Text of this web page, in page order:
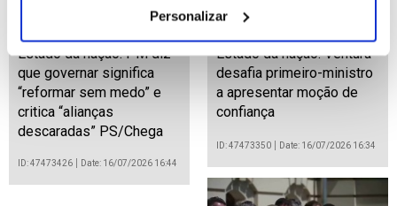
Personalizar
Estado da nação: PM diz
que governar significa
“reformar sem medo” e
critica “alianças
descaradas” PS/Chega
ID: 47473426 Date: 16/07/2026 16:44
Estado da nação: Ventura
desafia primeiro-ministro
a apresentar moção de
confiança
ID: 47473350 Date: 16/07/2026 16:34